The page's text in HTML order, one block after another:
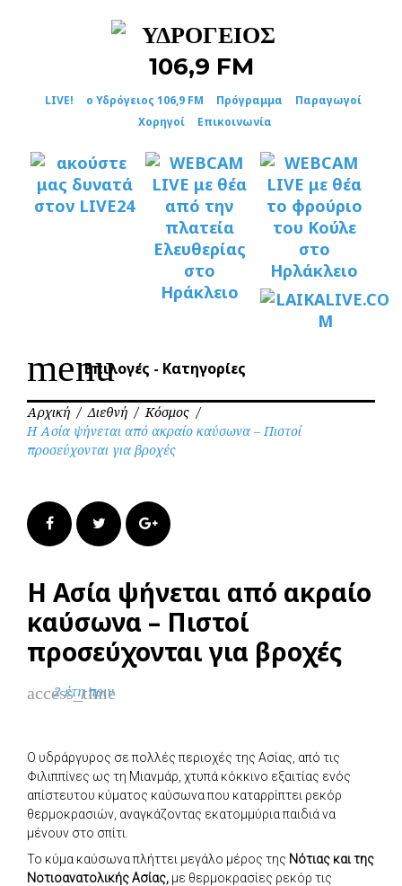
LIVE! ο Υδρόγειος 106,9 FM Πρόγραμμα
Παραγωγοί
Χορηγοί
Επικοινωνία
menuΕπιλογές - Κατηγορίες
Αρχική / Διεθνή / Κόσμος /
Η Ασία ψήνεται από ακραίο καύσωνα – Πιστοί
προσεύχονται για βροχές
FacebookTwitter Google+
Η Ασία ψήνεται από ακραίο
καύσωνα – Πιστοί
προσεύχονται για βροχές
access_time
2 έτη πριν
Ο υδράργυρος σε πολλές περιοχές της Ασίας, από τις
Φιλιππίνες ως τη Μιανμάρ, χτυπά κόκκινο εξαιτίας ενός
απίστευτου κύματος καύσωνα που καταρρίπτει ρεκόρ
θερμοκρασιών, αναγκάζοντας εκατομμύρια παιδιά να
μένουν στο σπίτι.
Το κύμα καύσωνα πλήττει μεγάλο μέρος της Νότιας και της
Νοτιοανατολικής Ασίας, με θερμοκρασίες ρεκόρ τις